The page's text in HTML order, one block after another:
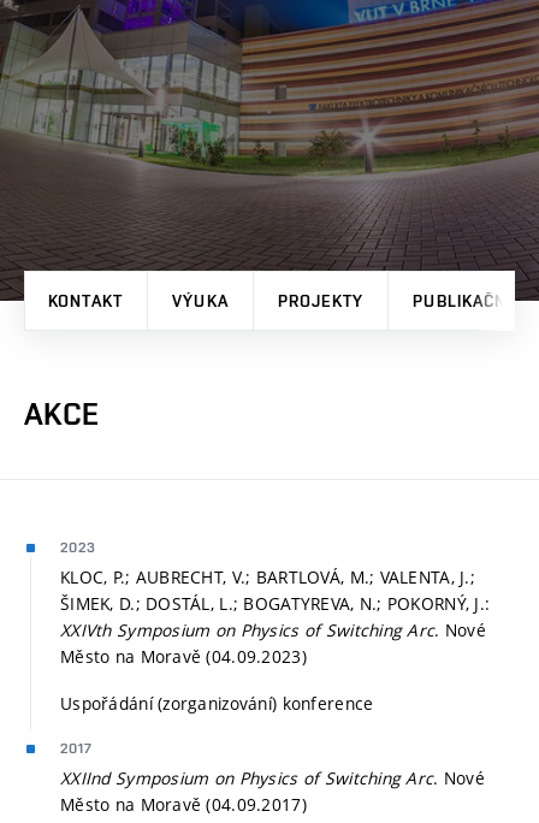
KONTAKT VÝUKA PROJEKTY PUBLIKAČNÍ
AKCE
2023
KLOC, P.; AUBRECHT, V.; BARTLOVÁ, M.; VALENTA, J.;
ŠIMEK, D.; DOSTÁL, L.; BOGATYREVA, N.; POKORNÝ, J.:
XXIVth Symposium on Physics of Switching Arc. Nové
Město na Moravě (04.09.2023)
Uspořádání (zorganizování) konference
2017
XXIInd Symposium on Physics of Switching Arc. Nové
Město na Moravě (04.09.2017)